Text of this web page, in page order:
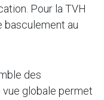
Pour la TVH
basculement au
des
globale permet